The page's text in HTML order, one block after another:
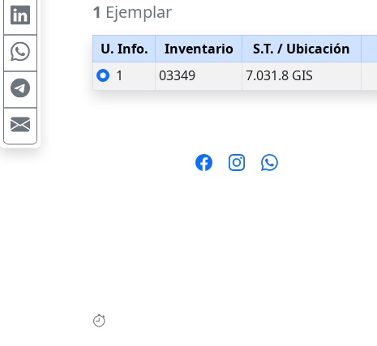
1 Ejemplar
U. Info. Inventario S.T. / Ubicación
1
03349 7.031.8 GIS